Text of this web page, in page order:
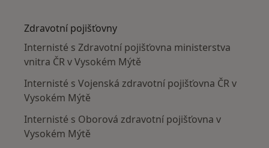
Zdravotní pojišťovny
Internisté s Zdravotní pojišťovna ministerstva
vnitra ČR v Vysokém Mýtě
Internisté s Vojenská zdravotní pojišťovna ČR v
Vysokém Mýtě
Internisté s Oborová zdravotní pojišťovna v
Vysokém Mýtě